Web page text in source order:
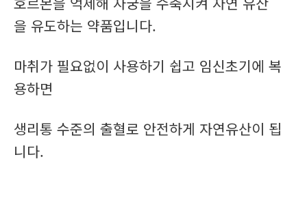
을 유도하는 약품입니다.
마취가 필요없이 사용하기 쉽고 임신초기에 복
용하면
생리통 수준의 출혈로 안전하게 자연유산이 됩
니다.